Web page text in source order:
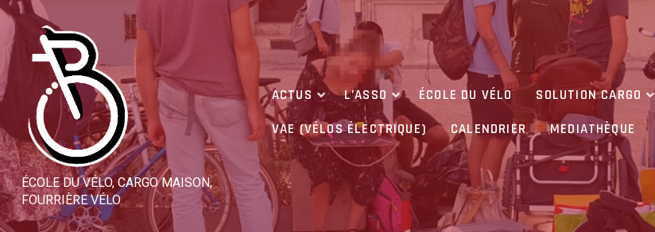
Skip
content
ÉCOLE DU VÉLO, CARGO MAISON,
FOURRIÈRE VÉLO
ACTUS L’ASSO ÉCOLE DU VÉLO SOLUTION CARGO
VAE (VÉLOS ÉLECTRIQUE)
CALENDRIER MEDIATHÈQUE